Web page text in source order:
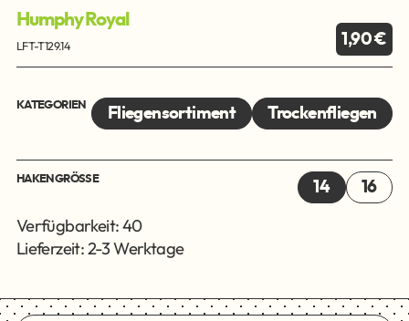
Humphy Royal
LFT-T129.14 1,90 €
KATEGORIEN Fliegensortiment Trockenfliegen
HAKENGRÖSSE 14 16
Verfügbarkeit: 40
Lieferzeit: 2-3 Werktage